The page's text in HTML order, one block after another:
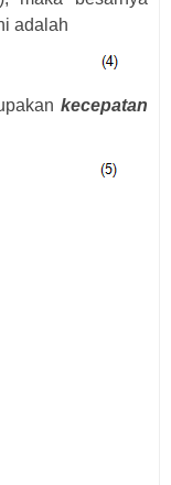
adalah
kecepatan